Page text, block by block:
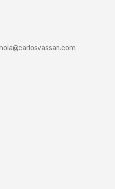
hola@carlosvassan.com